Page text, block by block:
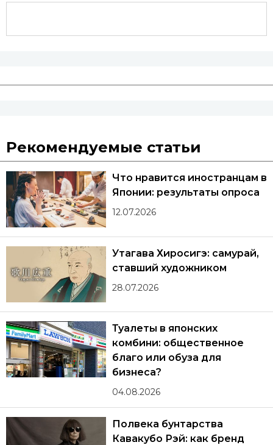
Рекомендуемые статьи
Что нравится иностранцам в
Японии: результаты опроса
12.07.2026
Утагава Хиросигэ: самурай,
ставший художником
28.07.2026
Туалеты в японских
комбини: общественное
благо или обуза для
бизнеса?
04.08.2026
Полвека бунтарства
Кавакубо Рэй: как бренд